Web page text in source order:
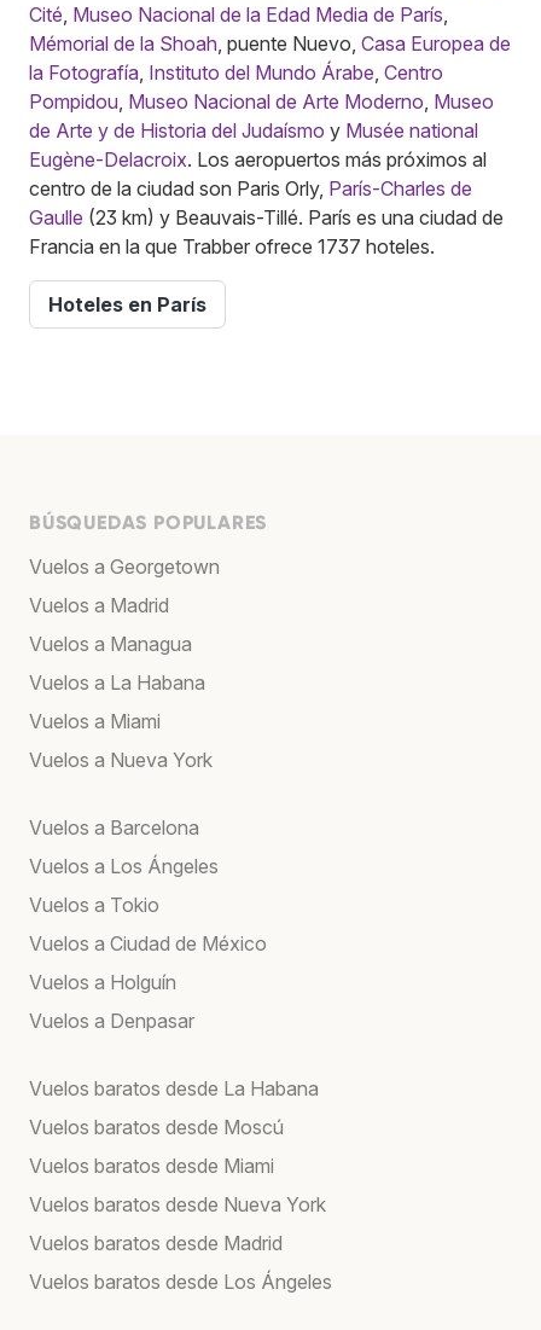
Cité Museo Nacional de la Edad Media de París
Mémorial de la Shoah , puente Nuevo, Casa Europea de
la Fotografía Instituto del Mundo Árabe Centro
Pompidou Museo Nacional de Arte Moderno Museo
de Arte y de Historia del Judaísmo y Musée national
Eugène-Delacroix. Los aeropuertos más próximos al
centro de la ciudad son Paris Orly, París-Charles de
Gaulle (23 km) y Beauvais-Tillé. París es una ciudad de
Francia en la que Trabber ofrece 1737 hoteles.
Hoteles en París
BÚSQUEDAS POPULARES
Vuelos a Georgetown
Vuelos a Madrid
Vuelos a Managua
Vuelos a La Habana
Vuelos a Miami
Vuelos a Nueva York
Vuelos a Barcelona
Vuelos a Los Ángeles
Vuelos a Tokio
Vuelos a Ciudad de México
Vuelos a Holguín
Vuelos a Denpasar
Vuelos baratos desde La Habana
Vuelos baratos desde Moscú
Vuelos baratos desde Miami
Vuelos baratos desde Nueva York
Vuelos baratos desde Madrid
Vuelos baratos desde Los Ángeles